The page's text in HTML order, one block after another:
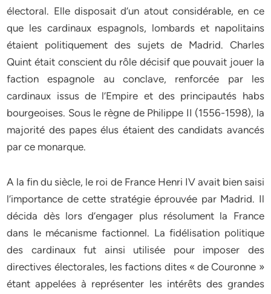
électoral. Elle disposait d’un atout considérable, en ce
que les cardinaux espagnols, lombards et napolitains
étaient politiquement des sujets de Madrid. Charles
Quint était conscient du rôle décisif que pouvait jouer la
faction espagnole au conclave, renforcée par les
cardinaux issus de l’Empire et des principautés habs
bourgeoises. Sous le règne de Philippe II (1556-1598), la
majorité des papes élus étaient des candidats avancés
par ce monarque.
A la fin du siècle, le roi de France Henri IV avait bien saisi
l’importance de cette stratégie éprouvée par Madrid. Il
décida dès lors d’engager plus résolument la France
dans le mécanisme factionnel. La fidélisation politique
des cardinaux fut ainsi utilisée pour imposer des
directives électorales, les factions dites « de Couronne »
étant appelées à représenter les intérêts des grandes